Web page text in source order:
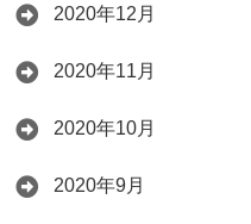
2020年12月
2020年11月
2020年10月
2020年9月